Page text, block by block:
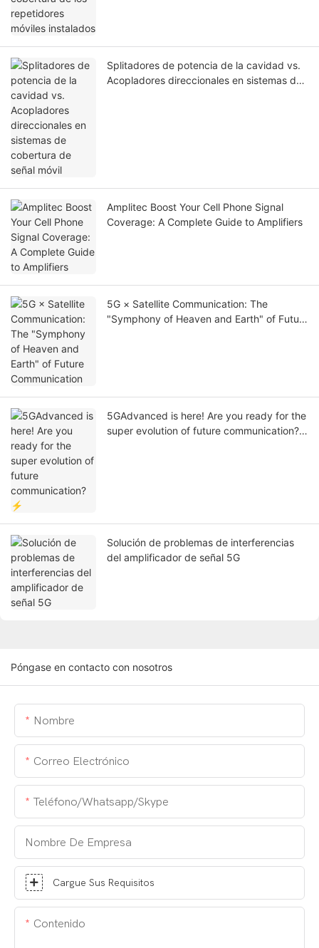
Splitadores de potencia de la cavidad vs.
Acopladores direccionales en sistemas de
Amplitec Boost Your Cell Phone Signal
Coverage: A Complete Guide to Amplifiers
5G × Satellite Communication: The
"Symphony of Heaven and Earth" of Future
5GAdvanced is here! Are you ready for the
super evolution of future communication?
Solución de problemas de interferencias
del amplificador de señal 5G
Póngase en contacto con nosotros
Nombre
Correo Electrónico
Teléfono/whatsapp/skype
Nombre De Empresa
Cargue Sus Requisitos
Contenido